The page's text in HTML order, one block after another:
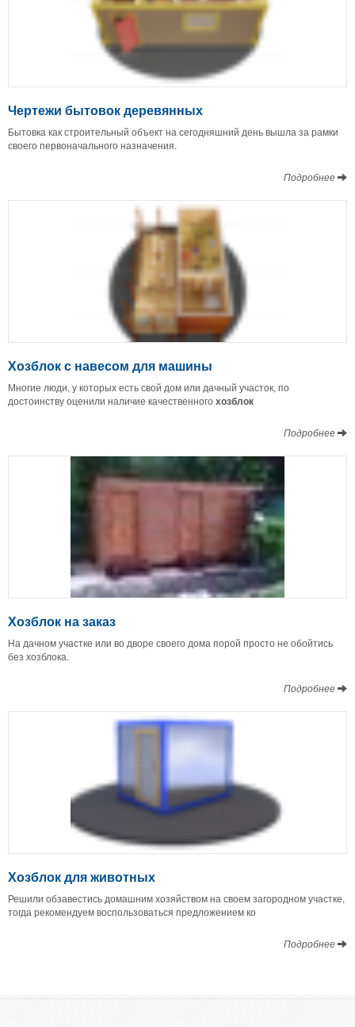
Чертежи бытовок деревянных
Бытовка как строительный объект на сегодняшний день вышла за рамки
своего первоначального назначения.
Подробнее
Хозблок с навесом для машины
Многие люди, у которых есть свой дом или дачный участок, по
достоинству оценили наличие качественногохозблок
Подробнее
Хозблок на заказ
На дачном участке или во дворе своего дома порой просто не обойтись
без хозблока.
Подробнее
Хозблок для животных
Решили обзавестись домашним хозяйством на своем загородном участке,
тогда рекомендуем воспользоваться предложением ко
Подробнее